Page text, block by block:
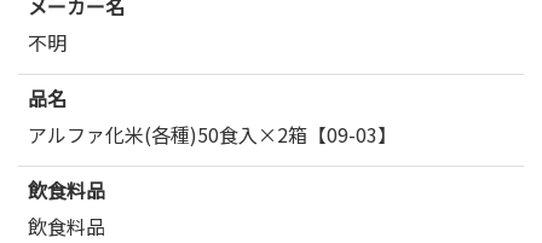
メーカー名
不明
品名
アルファ化米(各種)50食入×2箱【09-03】
飲食料品
飲食料品